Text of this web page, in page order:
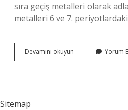
sıra geçiş metalleri olarak
metalleri 6 ve 7.
Devamını okuyun
Yarı
Yorum
Sitemap